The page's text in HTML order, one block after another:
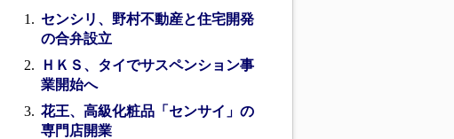
センシリ、野村不動産と住宅開発
の合弁設立
ＨＫＳ、タイでサスペンション事
業開始へ
花王、高級化粧品「センサイ」の
専門店開業